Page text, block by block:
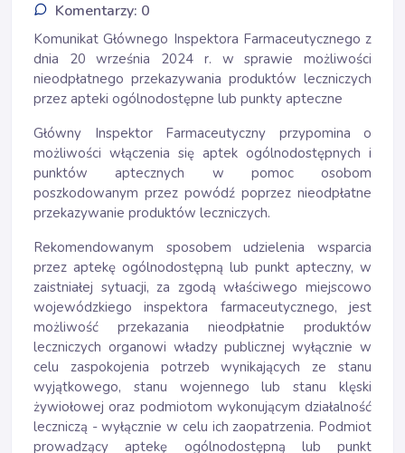
Komentarzy: 0
Komunikat Głównego Inspektora Farmaceutycznego z
dnia 20 września 2024 r. w sprawie możliwości
nieodpłatnego przekazywania produktów leczniczych
przez apteki ogólnodostępne lub punkty apteczne
Główny Inspektor Farmaceutyczny przypomina o
możliwości włączenia się aptek ogólnodostępnych i
punktów aptecznych w pomoc osobom
poszkodowanym przez powódź poprzez nieodpłatne
przekazywanie produktów leczniczych.
Rekomendowanym sposobem udzielenia wsparcia
przez aptekę ogólnodostępną lub punkt apteczny, w
zaistniałej sytuacji, za zgodą właściwego miejscowo
wojewódzkiego inspektora farmaceutycznego, jest
możliwość przekazania nieodpłatnie produktów
leczniczych organowi władzy publicznej wyłącznie w
celu zaspokojenia potrzeb wynikających ze stanu
wyjątkowego, stanu wojennego lub stanu klęski
żywiołowej oraz podmiotom wykonującym działalność
leczniczą - wyłącznie w celu ich zaopatrzenia. Podmiot
prowadzący aptekę ogólnodostępną lub punkt